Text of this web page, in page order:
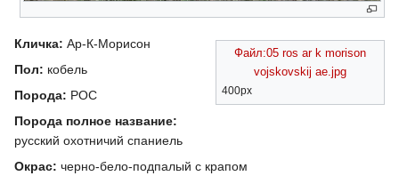
Файл:05 ros ar k morison
vojskovskij ae.jpg
400px
Кличка: Ар-К-Морисон
Пол: кобель
Порода: РОС
Порода полное название:
русский охотничий спаниель
Окрас: черно-бело-подпалый с крапом